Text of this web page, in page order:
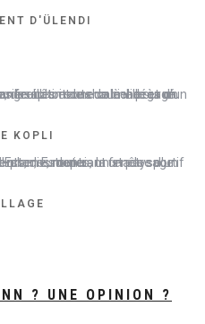
D'ÜLENDI
KOPLI
? UNE OPINION ?